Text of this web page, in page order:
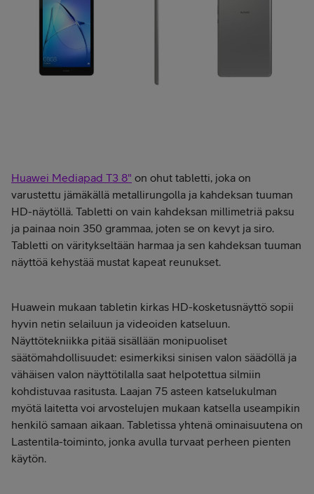
Huawei Mediapad T3 8" on ohut tabletti, joka on
varustettu jämäkällä metallirungolla ja kahdeksan tuuman
HD-näytöllä. Tabletti on vain kahdeksan millimetriä paksu
ja painaa noin 350 grammaa, joten se on kevyt ja siro.
Tabletti on väritykseltään harmaa ja sen kahdeksan tuuman
näyttöä kehystää mustat kapeat reunukset.
Huawein mukaan tabletin kirkas HD-kosketusnäyttö sopii
hyvin netin selailuun ja videoiden katseluun.
Näyttötekniikka pitää sisällään monipuoliset
säätömahdollisuudet: esimerkiksi sinisen valon säädöllä ja
vähäisen valon näyttötilalla saat helpotettua silmiin
kohdistuvaa rasitusta. Laajan 75 asteen katselukulman
myötä laitetta voi arvostelujen mukaan katsella useampikin
henkilö samaan aikaan. Tabletissa yhtenä ominaisuutena on
Lastentila-toiminto, jonka avulla turvaat perheen pienten
käytön.